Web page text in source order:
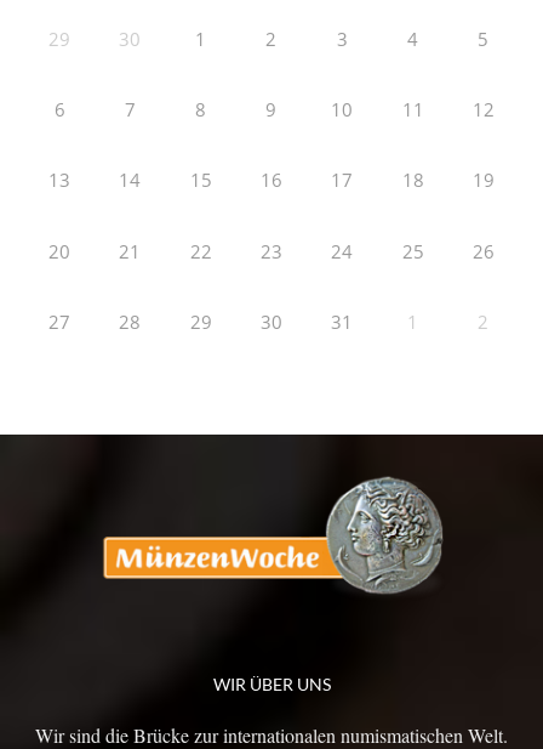
29 30 1 2 3 4 5
6 7 8 9 10 11 12
13 14 15 16 17 18 19
20 21 22 23 24 25 26
27 28 29 30 31 1 2
WIR ÜBER UNS
Wir sind die Brücke zur internationalen numismatischen Welt.